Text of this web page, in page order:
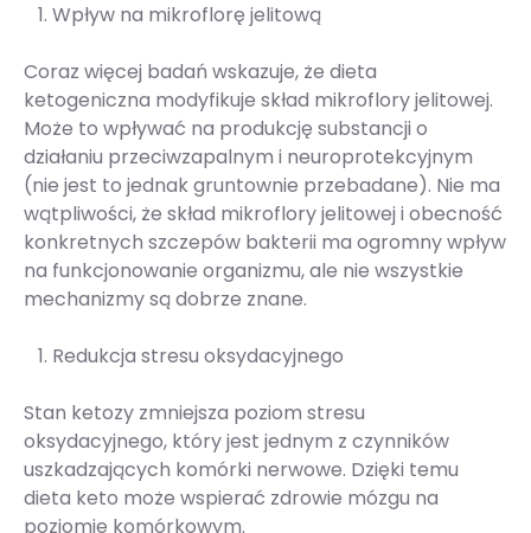
Wpływ na mikroflorę jelitową
Coraz więcej badań wskazuje, że dieta
ketogeniczna modyfikuje skład mikroflory jelitowej.
Może to wpływać na produkcję substancji o
działaniu przeciwzapalnym i neuroprotekcyjnym
(nie jest to jednak gruntownie przebadane). Nie ma
wątpliwości, że skład mikroflory jelitowej i obecność
konkretnych szczepów bakterii ma ogromny wpływ
na funkcjonowanie organizmu, ale nie wszystkie
mechanizmy są dobrze znane.
Redukcja stresu oksydacyjnego
Stan ketozy zmniejsza poziom stresu
oksydacyjnego, który jest jednym z czynników
uszkadzających komórki nerwowe. Dzięki temu
dieta keto może wspierać zdrowie mózgu na
poziomie komórkowym.